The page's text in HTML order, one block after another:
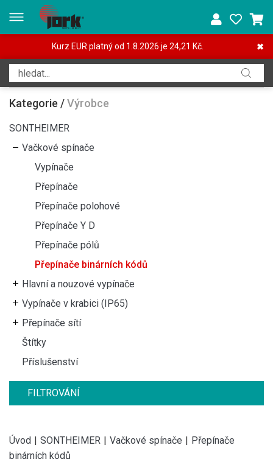
✖
Kurz EUR platný od 1.8.2026 je 24,21 Kč.
Kategorie /Výrobce
SONTHEIMER
Vačkové spínače
Vypínače
Přepínače
Přepínače polohové
Přepínače Y D
Přepínače pólů
Přepínače binárních kódů
Hlavní a nouzové vypínače
Vypínače v krabici (IP65)
Přepínače sítí
Štítky
Příslušenství
FILTROVÁNÍ
Úvod | SONTHEIMER | Vačkové spínače | Přepínače
binárních kódů